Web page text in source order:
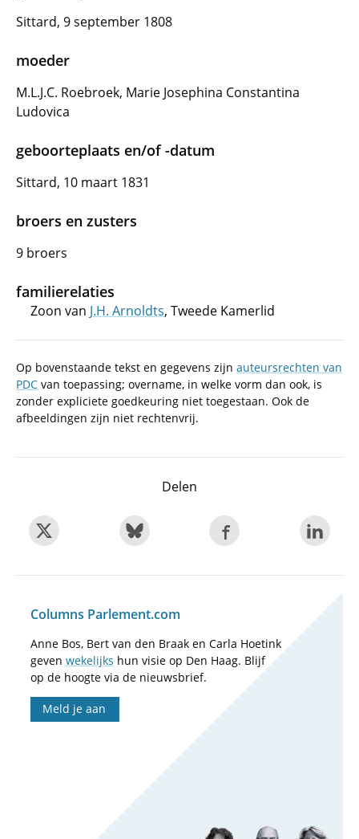
Sittard, 9 september 1808
moeder
M.L.J.C. Roebroek, Marie Josephina Constantina
Ludovica
geboorteplaats en/of -datum
Sittard, 10 maart 1831
broers en zusters
9 broers
familierelaties
Zoon van J.H. Arnoldts, Tweede Kamerlid
Op bovenstaande tekst en gegevens zijn auteursrechten van
PDC van toepassing; overname, in welke vorm dan ook, is
zonder expliciete goedkeuring niet toegestaan. Ook de
afbeeldingen zijn niet rechtenvrij.
Delen
Columns Parlement.com
Anne Bos, Bert van den Braak en Carla Hoetink
geven wekelijks hun visie op Den Haag. Blijf
op de hoogte via de nieuwsbrief.
Meld je aan